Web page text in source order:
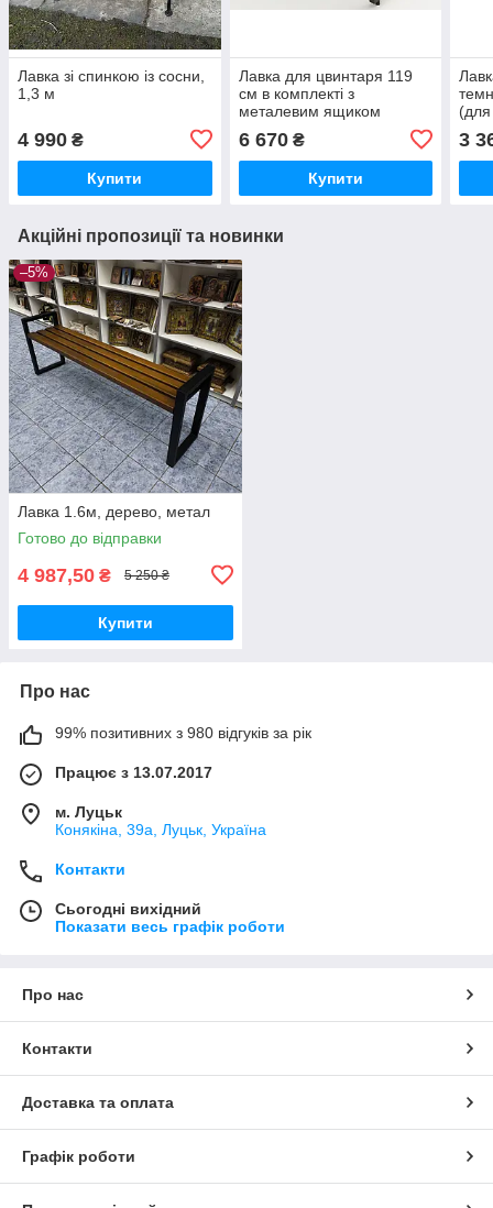
Лавка зі спинкою із сосни,
1,3 м
4 990 ₴
Купити
Лавка для цвинтаря 119
см в комплекті з
металевим ящиком
6 670₴
Купити
3
Акційні пропозиції та новинки
–5%
Лавка 1.6м, дерево, метал
Готово до відправки
4 987,50 ₴ 5 250 ₴
Купити
Про нас
99% позитивних з 980 відгуків за рік
Працює з 13.07.2017
м. Луцьк
Конякіна, 39а, Луцьк, Україна
Контакти
Сьогодні вихідний
Показати весь графік роботи
Про нас
Контакти
Доставка та оплата
Графік роботи